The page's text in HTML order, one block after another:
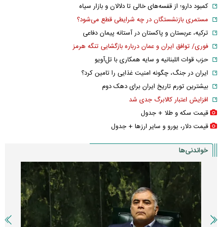
کمبود دارو؛ از قفسه‌های خالی تا دلالان و بازار سیاه
مستمری بازنشستگان در چه شرایطی قطع می‌شود؟
ترکیه، عربستان و پاکستان در آستانه پیمان دفاعی
فوری/ توافق ایران و عمان درباره بازگشایی تنگه هرمز
حزب قوات اللبنانیه و سایه همکاری با تل‌آویو
ایران در جنگ، چگونه امنیت غذایی را تامین کرد؟
بیشترین تورم تاریخ ایران برای دهک دوم
افزایش اعتبار کالابرگ جدی شد
قیمت سکه و طلا + جدول
قیمت دلار، یورو و سایر ارز‌ها + جدول
خواندنی‌ها